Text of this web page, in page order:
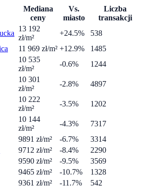
Mediana
ceny
Vs.
miasto
Liczba
transakcji
13 192
zł/m²
+24.5%
538
11 969 zł/m² +12.9%
1485
10 535
zł/m²
-0.6% 1244
10 301
zł/m²
-2.8% 4897
10 222
zł/m²
-3.5% 1202
10 144
zł/m²
-4.3%
7317
9891 zł/m² -6.7%
3314
9712 zł/m² -8.4%
2290
9590 zł/m² -9.5%
3569
9465 zł/m² -10.7%
1328
9361 zł/m² -11.7%
542